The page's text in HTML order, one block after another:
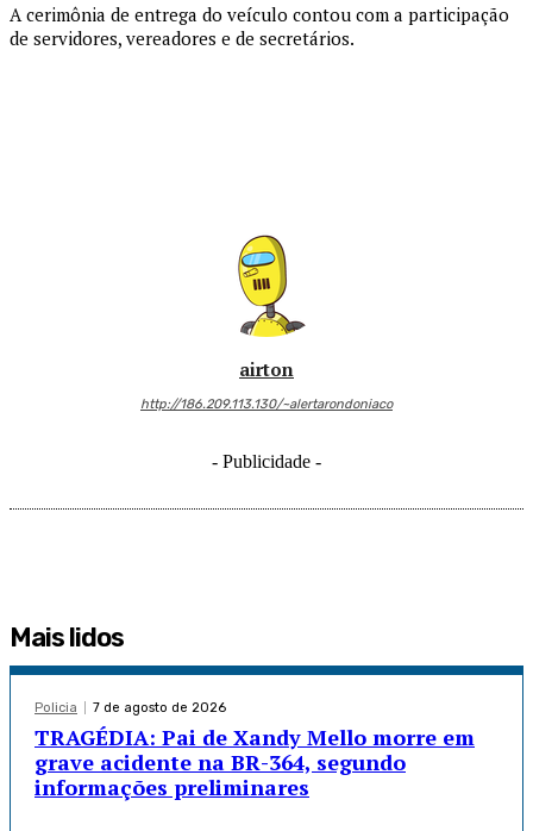
A cerimônia de entrega do veículo contou com a participação
de servidores, vereadores e de secretários.
airton
http://186.209.113.130/~alertarondoniaco
- Publicidade -
Mais lidos
Policia 7 de agosto de 2026
TRAGÉDIA: Pai de Xandy Mello morre em
grave acidente na BR-364, segundo
informações preliminares